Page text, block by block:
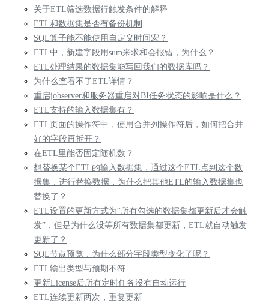
关于ETL筛选数据行触发条件的解释
ETL和数据集是否有备份机制
SQL算子能不能使用自定义时间宏？
ETL中，新建字段用sum来求和会报错，为什么？
ETL处理结果的数据集能写回我们的数据库吗？
为什么查看不了ETL详情？
重启jobserver和服务器重启对BI任务状态的影响是什么？
ETL支持的输入数据集有？
ETL页面的操作符中，使用合并列操作符后，如何把合并
好的字段再拆开？
在ETL里能否固定随机数？
想替换某个ETL的输入数据集，通过这个ETL点到这个数
据集，进行替换数据，为什么把其他ETL的输入数据集也
替换了？
ETL设置的更新方式为“所有勾选的数据集都更新后才会触
发”，但是为什么没等所有数据集都更新，ETL就自动触发
更新了？
SQL节点预览，为什么部分字段类型变化了呢？
ETL输出类型与预期不符
更新License后所有定时任务没有自动运行
ETL连续更新两次，重复更新